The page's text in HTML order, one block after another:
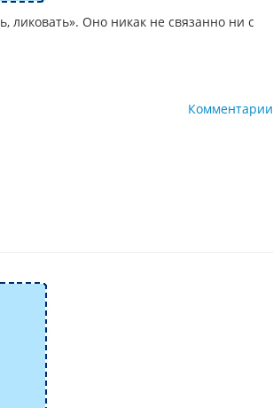
ликовать». Оно никак не связанно ни с
Комментарии